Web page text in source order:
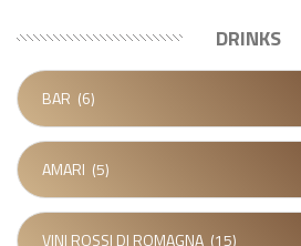
DRINKS
BAR (6)
AMARI (5)
VINI ROSSI DI ROMAGNA (15)